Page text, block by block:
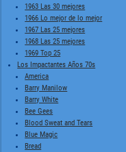
1963 Las 30 mejores
1966 Lo mejor de lo mejor
1967 Las 25 mejores
1968 Las 25 mejores
1969 Top 25
Los Impactantes Años 70s
America
Barry Manilow
Barry White
Bee Gees
Blood Sweat and Tears
Blue Magic
Bread